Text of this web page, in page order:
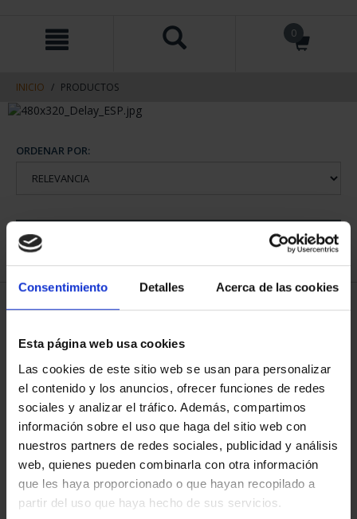
Consentimiento Detalles Acerca de las cookies
Esta página web usa cookies
Las cookies de este sitio web se usan para personalizar
el contenido y los anuncios, ofrecer funciones de redes
sociales y analizar el tráfico. Además, compartimos
información sobre el uso que haga del sitio web con
nuestros partners de redes sociales, publicidad y análisis
web, quienes pueden combinarla con otra información
que les haya proporcionado o que hayan recopilado a
partir del uso que haya hecho de sus servicios.
contenido
navegacin
0
INICIO PRODUCTOS
ORDENAR POR:
1 Productos encontrados